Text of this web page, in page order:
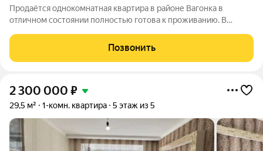
Продаётся однокомнатная квартира в районе Вагонка в
отличном состоянии полностью готова к проживанию. В
ламинат, двухуровневые потолки, новые стояки и радиаторы
отопления. Балкон обшит и
Позвонить
2 300 000 ₽
29,5 м² 1-комн. квартира 5 этаж из 5